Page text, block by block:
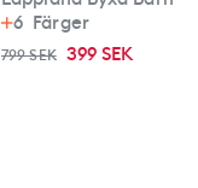
6 Färger
799 SEK 399 SEK